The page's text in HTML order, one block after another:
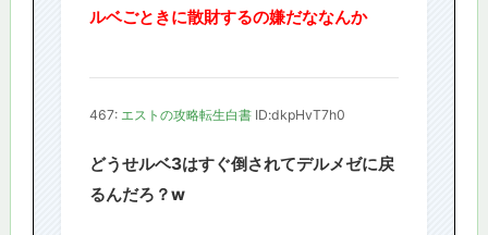
ルベごときに散財するの嫌だななんか
467: エストの攻略転生白書 ID:dkpHvT7h0
どうせルベ3はすぐ倒されてデルメゼに戻
るんだろ？w